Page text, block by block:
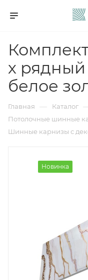
х
белое
Главная — Каталог
Потолочные шинные
Шинные карнизы с
Новинка